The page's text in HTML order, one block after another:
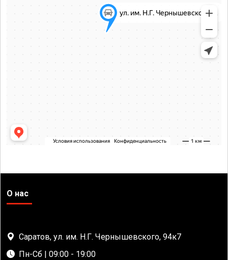
О нас
Саратов, ул. им. Н.Г. Чернышевского, 94к7
Пн-Сб | 09:00 - 19:00